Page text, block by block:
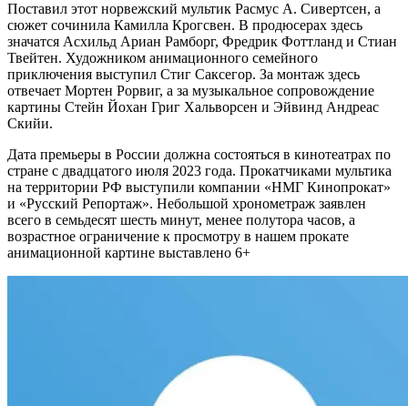
Поставил этот норвежский мультик Расмус А. Сивертсен, а
сюжет сочинила Камилла Крогсвен. В продюсерах здесь
значатся Асхильд Ариан Рамборг, Фредрик Фоттланд и Стиан
Твейтен. Художником анимационного семейного
приключения выступил Стиг Саксегор. За монтаж здесь
отвечает Мортен Рорвиг, а за музыкальное сопровождение
картины Стейн Йохан Григ Хальворсен и Эйвинд Андреас
Скийи.
Дата премьеры в России должна состояться в кинотеатрах по
стране с двадцатого июля 2023 года. Прокатчиками мультика
на территории РФ выступили компании «НМГ Кинопрокат»
и «Русский Репортаж». Небольшой хронометраж заявлен
всего в семьдесят шесть минут, менее полутора часов, а
возрастное ограничение к просмотру в нашем прокате
анимационной картине выставлено 6+